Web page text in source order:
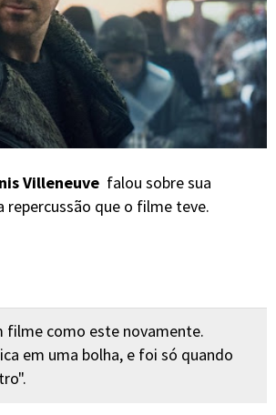
Villeneuve falou sobre sua
repercussão que o filme teve.
filme como este novamente.
em uma bolha, e foi só quando